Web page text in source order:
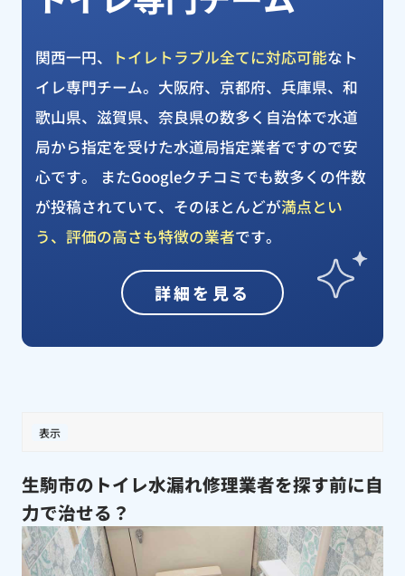
関西一円、 トイレトラブル全てに対応可能なト
イレ専門チーム。大阪府、京都府、兵庫県、和
歌山県、滋賀県、奈良県の数多く自治体で水道
局から指定を受けた水道局指定業者ですので安
心です。 またGoogleクチコミでも数多くの件数
が投稿されていて、そのほとんどが満点とい
う、評価の高さも特徴の業者です。
詳細を見る
表示
生駒市のトイレ水漏れ修理業者を探す前に自
力で治せる？